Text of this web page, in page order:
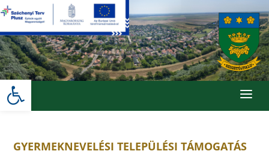
Skip
to
content
Eszköztár megnyitása a
GYERMEKNEVELÉSI TELEPÜLÉSI TÁMOGATÁS